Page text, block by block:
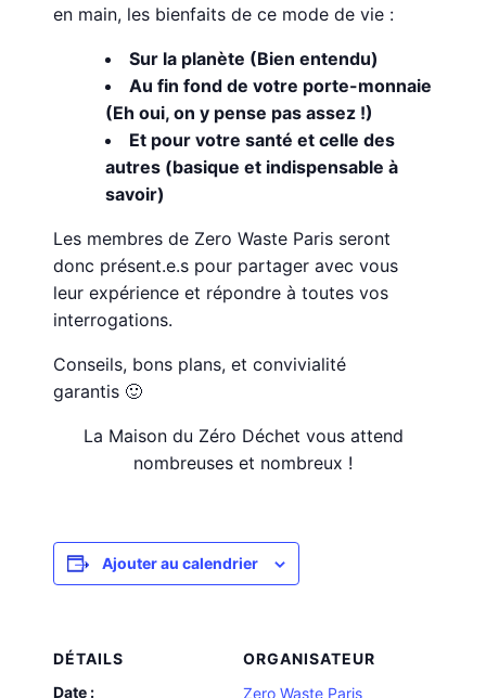
en main, les bienfaits de ce mode de vie :
Sur la planète (Bien entendu)
Au fin fond de votre porte-monnaie
(Eh oui, on y pense pas assez !)
Et pour votre santé et celle des
autres (basique et indispensable à
savoir)
Les membres de Zero Waste Paris seront
donc présent.e.s pour partager avec vous
leur expérience et répondre à toutes vos
interrogations.
Conseils, bons plans, et convivialité
garantis 🙂
La Maison du Zéro Déchet vous attend
nombreuses et nombreux !
Ajouter au calendrier
DÉTAILS
Date :
ORGANISATEUR
Zero Waste Paris